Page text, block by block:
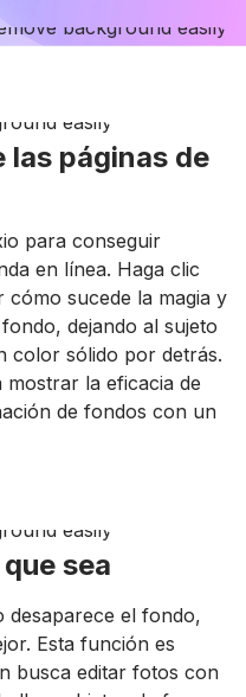
las páginas de
para conseguir
en línea. Haga clic
sucede la magia y
dejando al sujeto
color sólido por detrás.
la eficacia de
de fondos con un
sea
el fondo,
Esta función es
busca editar fotos con